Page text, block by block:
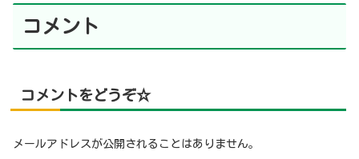
コメント
コメントをどうぞ☆
メールアドレスが公開されることはありません。